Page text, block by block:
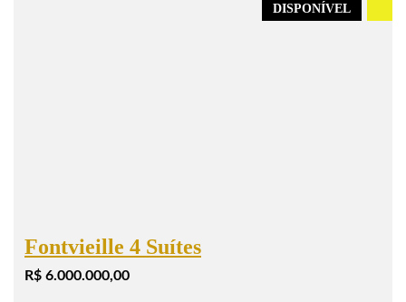
DISPONÍVEL
Fontvieille 4 Suítes
R$ 6.000.000,00